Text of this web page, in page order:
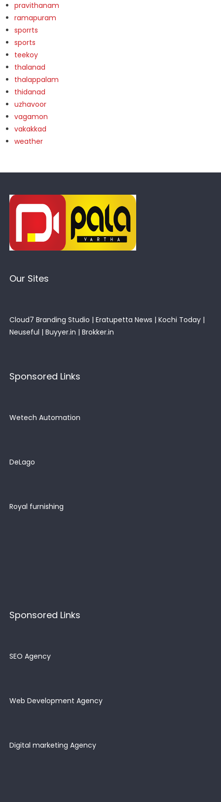
pravithanam
ramapuram
sporrts
sports
teekoy
thalanad
thalappalam
thidanad
uzhavoor
vagamon
vakakkad
weather
Our Sites
Cloud7 Branding Studio | Eratupetta News | Kochi Today |
Neuseful | Buyyer.in | Brokker.in
Sponsored Links
Wetech Automation
DeLago
Royal furnishing
Sponsored Links
SEO Agency
Web Development Agency
Digital marketing Agency